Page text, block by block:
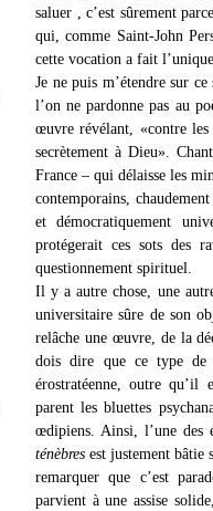
saluer , c’est sûrement
qui, comme Saint-John
cette vocation a fait
Je ne puis m’étendre sur
l’on ne pardonne pas au
œuvre révélant, «contre les
secrètement à Dieu».
France – qui délaisse les
contemporains,
et démocratiquement
protégerait ces sots des
questionnement spirituel.
Il y a autre chose, une
universitaire sûre de son
relâche une œuvre, de la
dois dire que ce type de
érostratéenne, outre
parent les bluettes
œdipiens. Ainsi, l’une des
ténèbres est justement bâtie
remarquer que c’est
parvient à une assise